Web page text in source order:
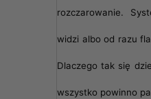
rozczarowanie.
widzi albo od razu
Dlaczego tak się
wszystko powinno